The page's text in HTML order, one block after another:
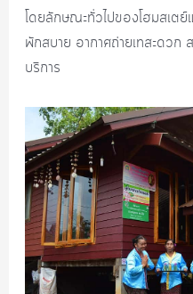
โดยลักษณะทั่วไปของโฮมสเตย์
พักสบาย อากาศถ่ายเทสะดวก
บริการ